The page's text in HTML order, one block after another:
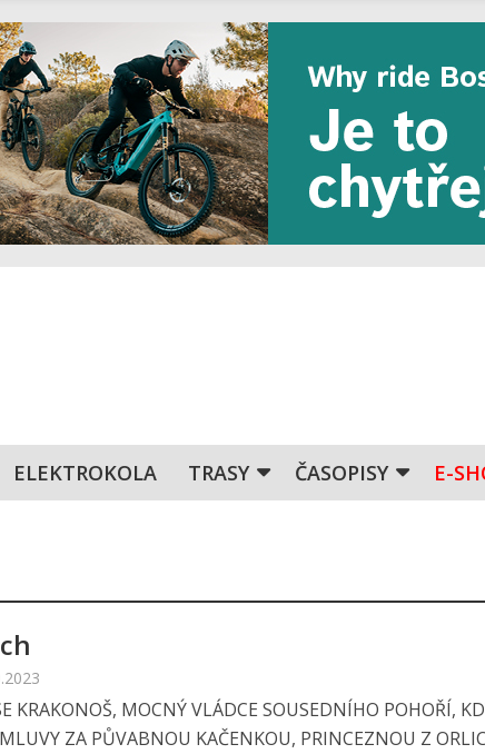
ELEKTROKOLA TRASY ČASOPISY E-
KRAKONOŠ, MOCNÝ VLÁDCE SOUSEDNÍHO POHOŘÍ,
ZA PŮVABNOU KAČENKOU, PRINCEZNOU Z